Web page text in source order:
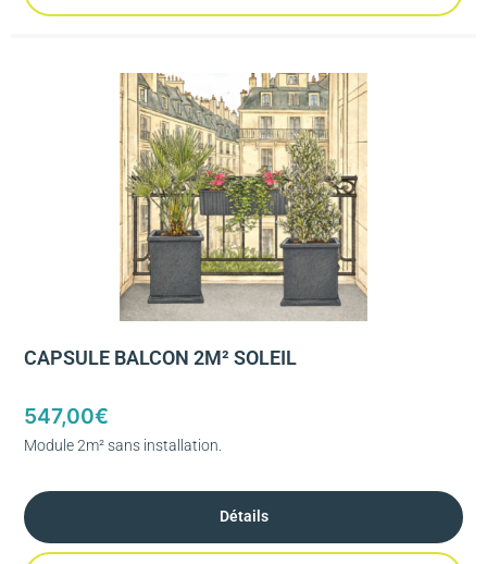
CAPSULE BALCON 2M² SOLEIL
547,00€
Module 2m² sans installation.
Détails